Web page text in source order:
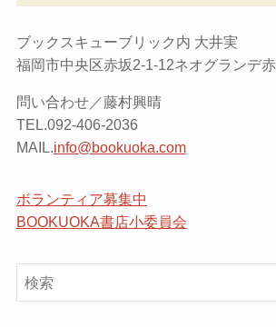
ブックスキューブリック内 大井実
福岡市中央区赤坂2-1-12ネオグランデ
問い合わせ／藤村興晴
TEL.092-406-2036
MAIL.info@bookuoka.com
ボランティア募集中
BOOKUOKA書店小委員会